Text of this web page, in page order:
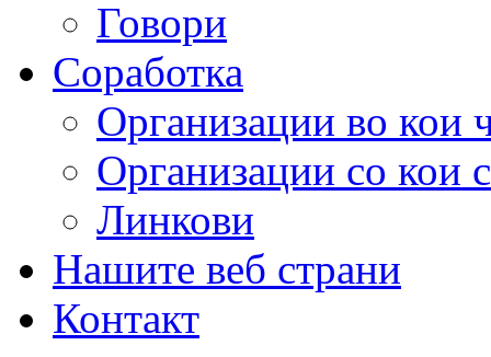
Говори
Соработка
Организации во кои
Организации со кои
Линкови
Нашите веб страни
Контакт